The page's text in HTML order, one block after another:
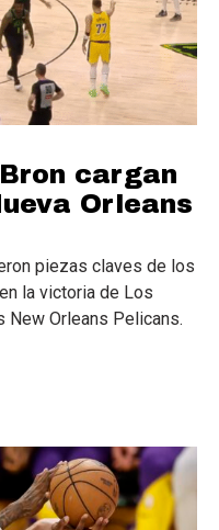
cargan
Orleans
piezas claves de los
la victoria de Los
Orleans Pelicans.